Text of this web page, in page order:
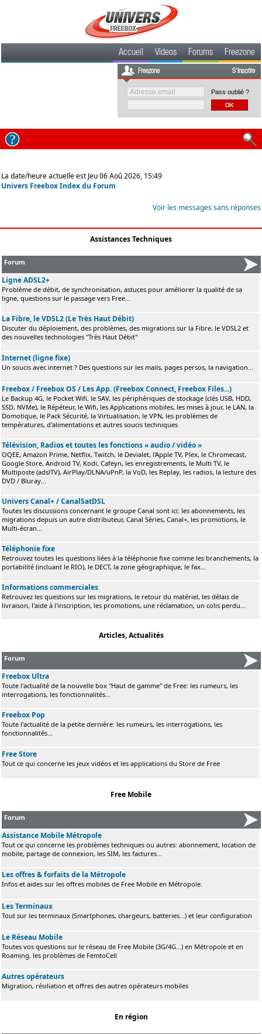
Accueil Videos Forums Freezone
Freezone S'inscrire
Pass oublié ?
La date/heure actuelle est Jeu 06 Aoû 2026, 15:49
Univers Freebox Index du Forum
Voir les messages sans réponses
Assistances Techniques
Forum
Ligne ADSL2+
Problème de débit, de synchronisation, astuces pour améliorer la qualité de sa
ligne, questions sur le passage vers Free...
La Fibre, le VDSL2 (Le Très Haut Débit)
Discuter du déploiement, des problèmes, des migrations sur la Fibre, le VDSL2 et
des nouvelles technologies "Très Haut Débit"
Internet (ligne fixe)
Un soucis avec internet ? Des questions sur les mails, pages persos, la navigation...
Freebox / Freebox OS / Les App. (Freebox Connect, Freebox Files...)
Le Backup 4G, le Pocket Wifi, le SAV, les périphériques de stockage (clés USB, HDD,
SSD, NVMe), le Répéteur, le Wifi, les Applications mobiles, les mises à jour, le LAN, la
Domotique, le Pack Sécurité, la Virtualisation, le VPN, les problèmes de
températures, d'alimentations et autres soucis techniques
Télévision, Radios et toutes les fonctions « audio / vidéo »
OQEE, Amazon Prime, Netflix, Twitch, le Devialet, l'Apple TV, Plex, le Chromecast,
Google Store, Android TV, Kodi, Cafeyn, les enregistrements, le Multi TV, le
Multiposte (adslTV), AirPlay/DLNA/uPnP, la VoD, les Replay, les radios, la lecture des
DVD / Bluray...
Univers Canal+ / CanalSatDSL
Toutes les discussions concernant le groupe Canal sont ici: les abonnements, les
migrations depuis un autre distributeur, Canal Séries, Canal+, les promotions, le
Multi-écran...
Téléphonie fixe
Retrouvez toutes les questions liées à la téléphonie fixe comme les branchements, la
portabilité (incluant le RIO), le DECT, la zone géographique, le fax...
Informations commerciales
Retrouvez les questions sur les migrations, le retour du matériel, les délais de
livraison, l'aide à l'inscription, les promotions, une réclamation, un colis perdu...
Articles, Actualités
Forum
Freebox Ultra
Toute l'actualité de la nouvelle box "Haut de gamme" de Free: les rumeurs, les
interrogations, les fonctionnalités...
Freebox Pop
Toute l'actualité de la petite dernière: les rumeurs, les interrogations, les
fonctionnalités...
Free Store
Tout ce qui concerne les jeux vidéos et les applications du Store de Free
Free Mobile
Forum
Assistance Mobile Métropole
Tout ce qui concerne les problèmes techniques ou autres: abonnement, location de
mobile, partage de connexion, les SIM, les factures...
Les offres & forfaits de la Métropole
Infos et aides sur les offres mobiles de Free Mobile en Métropole.
Les Terminaux
Tout sur les terminaux (Smartphones, chargeurs, batteries...) et leur configuration
Le Réseau Mobile
Toutes vos questions sur le réseau de Free Mobile (3G/4G...) en Métropole et en
Roaming, les problèmes de FemtoCell
Autres opérateurs
Migration, résiliation et offres des autres opérateurs mobiles
En région